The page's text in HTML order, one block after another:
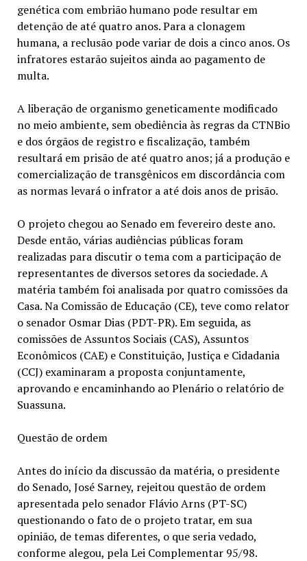
genética com embrião humano pode resultar em
detenção de até quatro anos. Para a clonagem
humana, a reclusão pode variar de dois a cinco anos. Os
infratores estarão sujeitos ainda ao pagamento de
multa.
A liberação de organismo geneticamente modificado
no meio ambiente, sem obediência às regras da CTNBio
e dos órgãos de registro e fiscalização, também
resultará em prisão de até quatro anos; já a produção e
comercialização de transgênicos em discordância com
as normas levará o infrator a até dois anos de prisão.
O projeto chegou ao Senado em fevereiro deste ano.
Desde então, várias audiências públicas foram
realizadas para discutir o tema com a participação de
representantes de diversos setores da sociedade. A
matéria também foi analisada por quatro comissões da
Casa. Na Comissão de Educação (CE), teve como relator
o senador Osmar Dias (PDT-PR). Em seguida, as
comissões de Assuntos Sociais (CAS), Assuntos
Econômicos (CAE) e Constituição, Justiça e Cidadania
(CCJ) examinaram a proposta conjuntamente,
aprovando e encaminhando ao Plenário o relatório de
Suassuna.
Questão de ordem
Antes do início da discussão da matéria, o presidente
do Senado, José Sarney, rejeitou questão de ordem
apresentada pelo senador Flávio Arns (PT-SC)
questionando o fato de o projeto tratar, em sua
opinião, de temas diferentes, o que seria vedado,
conforme alegou, pela Lei Complementar 95/98.